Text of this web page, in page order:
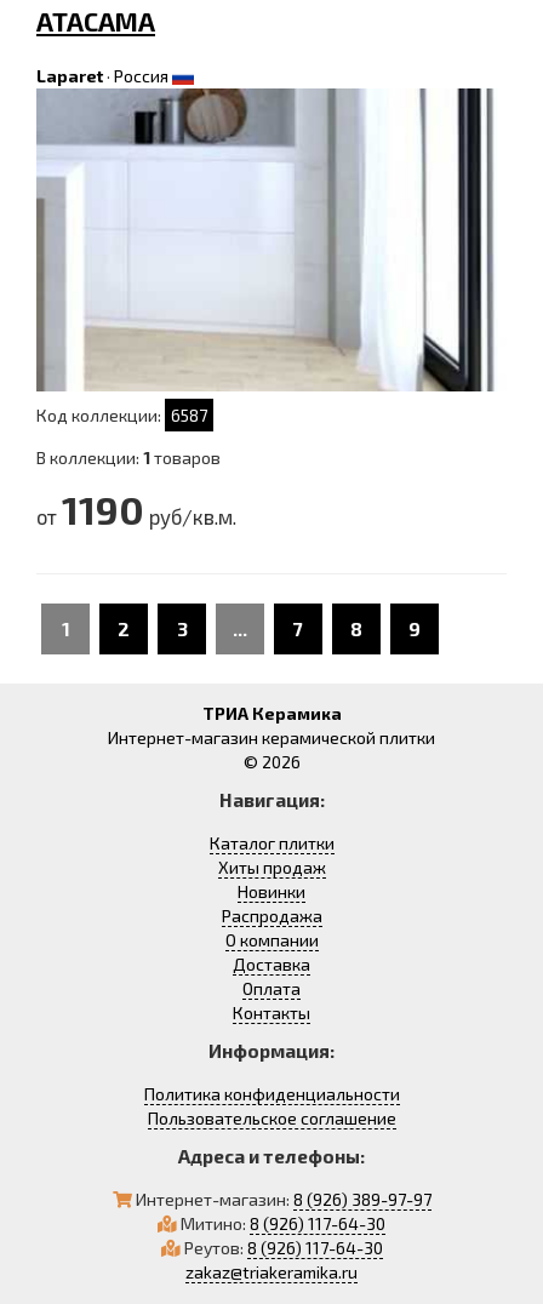
ATACAMA
Laparet· Россия
Код коллекции: 6587
В коллекции: 1товаров
от 1190 руб/кв.м.
1 2 3 ... 7 8 9
ТРИА Керамика
Интернет-магазин керамической плитки
© 2026
Навигация:
Каталог плитки
Хиты продаж
Новинки
Распродажа
О компании
Доставка
Оплата
Контакты
Информация:
Политика конфиденциальности
Пользовательское соглашение
Адреса и телефоны:
Интернет-магазин: 8 (926) 389-97-97
Митино: 8 (926) 117-64-30
Реутов: 8 (926) 117-64-30
zakaz@triakeramika.ru